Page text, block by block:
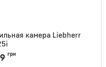
камера Liebherr
FND525I
грн